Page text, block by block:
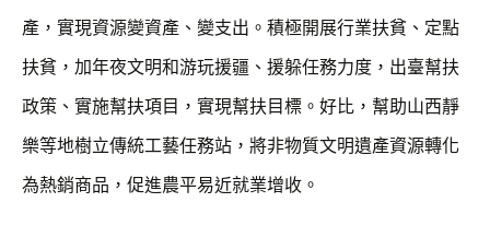
產，實現資源變資產、變支出。積極開展行業扶貧、定點
扶貧，加年夜文明和游玩援疆、援躲任務力度，出臺幫扶
政策、實施幫扶項目，實現幫扶目標。好比，幫助山西靜
樂等地樹立傳統工藝任務站，將非物質文明遺產資源轉化
為熱銷商品，促進農平易近就業增收。